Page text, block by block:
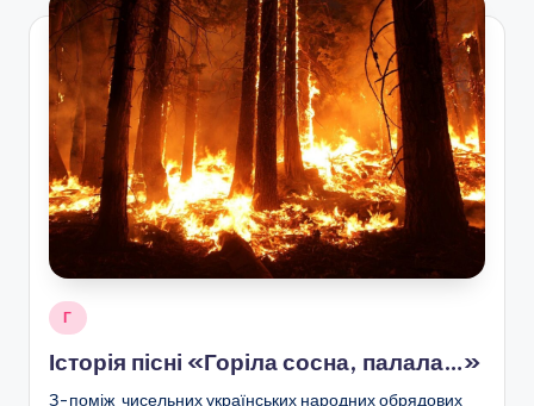
Опубліковано
Г
Історія пісні «Горіла сосна, палала…»
З-поміж чисельних українських народних обрядових